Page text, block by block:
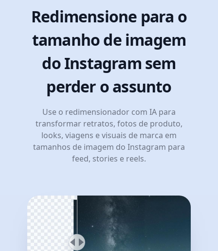
Redimensione para o
tamanho de imagem
do Instagram sem
perder o assunto
Use o redimensionador com IA para
transformar retratos, fotos de produto,
looks, viagens e visuais de marca em
tamanhos de imagem do Instagram para
feed, stories e reels.